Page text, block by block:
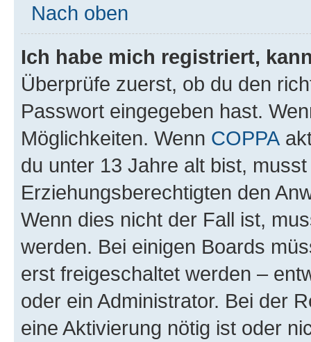
Nach oben
Ich habe mich registriert,
Überprüfe zuerst, ob du den
Passwort eingegeben hast.
Möglichkeiten. Wenn COPPA
du unter 13 Jahre alt bist,
Erziehungsberechtigten den
Wenn dies nicht der Fall ist,
werden. Bei einigen Boards
erst freigeschaltet werden –
oder ein Administrator. Bei der
eine Aktivierung nötig ist oder